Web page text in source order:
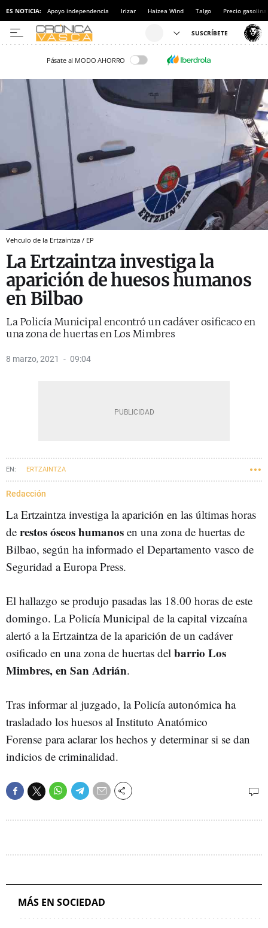
ES NOTICIA: Apoyo independencia Irizar Haizea Wind Talgo Precio gasolina
Pásate al MODO AHORRO
Vehculo de la Ertzaintza / EP
La Ertzaintza investiga la
aparición de huesos humanos
en Bilbao
La Policía Municipal encontró un cadáver osificaco en
una zona de huertas en Los Mimbres
8 marzo, 2021 09:04
ERTZAINTZA
Redacción
La Ertzaintza investiga la aparición en las últimas horas
de restos óseos humanos en una zona de huertas de
Bilbao, según ha informado el Departamento vasco de
Seguridad a Europa Press.
El hallazgo se produjo pasadas las 18.00 horas de este
domingo. La Policía Municipal de la capital vizcaína
alertó a la Ertzaintza de la aparición de un cadáver
osificado en una zona de huertas del barrio Los
Mimbres, en San Adrián.
Tras informar al juzgado, la Policía autonómica ha
trasladado los huesos al Instituto Anatómico
Forense para aclarar los hechos y determinar si se dan
indicios de criminalidad.
MÁS EN SOCIEDAD